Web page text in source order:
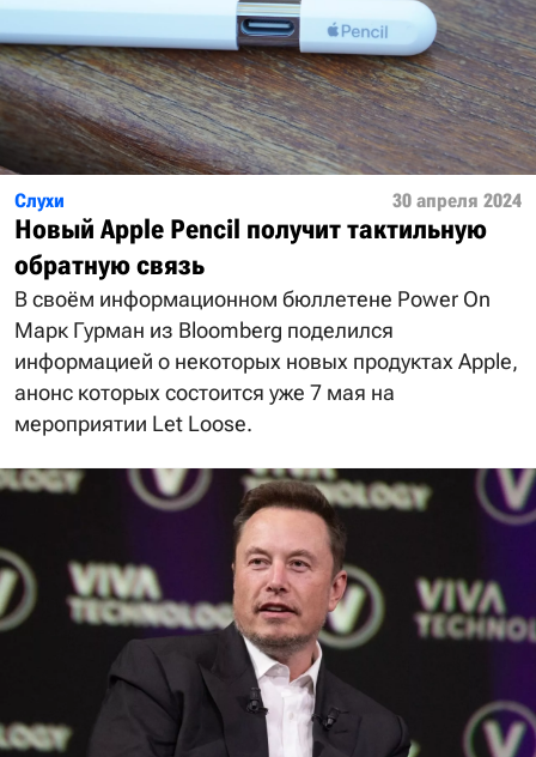
Слухи 30 апреля 2024
Новый Apple Pencil получит тактильную
обратную связь
В своём информационном бюллетене Power On
Марк Гурман из Bloomberg поделился
информацией о некоторых новых продуктах Apple,
анонс которых состоится уже 7 мая на
мероприятии Let Loose.